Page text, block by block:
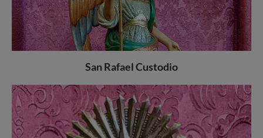
San Rafael Custodio